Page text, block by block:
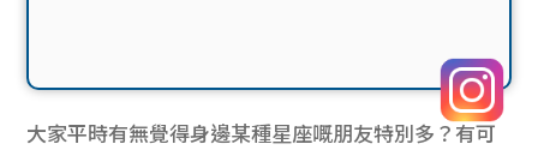
大家平時有無覺得身邊某種星座嘅朋友特別多？有可